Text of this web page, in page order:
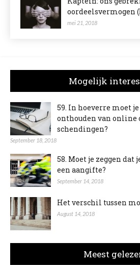
oordeelsvermogen
mei 21, 2018
Mogelijk
59. In hoeverre moet
onthouden van online
schendingen?
September 18, 2018
58. Moet je zeggen dat
een aangifte?
September 14, 2018
Het verschil tussen
August 14, 2018
Meest